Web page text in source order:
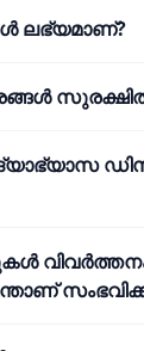
ലഭ്യമാണ്?